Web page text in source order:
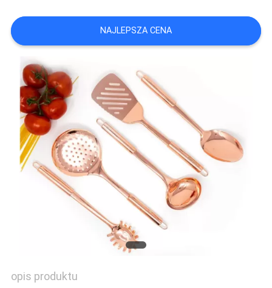
WYCENĘ
SITEMAP
PRIVACY
POLICY
NAJLEPSZA CENA
opis produktu